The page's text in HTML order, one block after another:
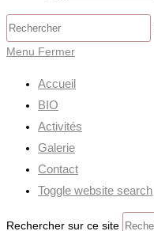
Menu Fermer
Accueil
BIO
Activités
Galerie
Contact
Toggle website search
Rechercher sur ce site